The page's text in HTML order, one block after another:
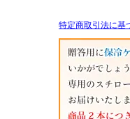
特定商取引法に基